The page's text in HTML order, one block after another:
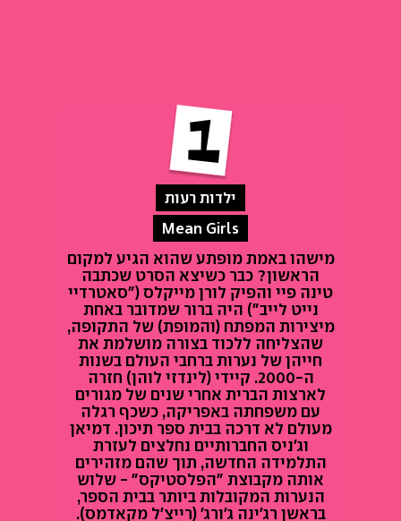
ילדות רעות
Mean Girls
מישהו באמת מופתע שהוא הגיע למקום
הראשון? כבר כשיצא הסרט שכתבה
טינה פיי והפיק לורן מייקלס ("סאטרדיי
נייט לייב") היה ברור שמדובר באחת
מיצירות המפתח (והמופת) של התקופה,
שהצליחה ללכוד בצורה מושלמת את
חייהן של נערות ברחבי העולם בשנות
ה-2000. קיידי (לינדזי לוהן) חזרה
לארצות הברית אחרי שנים של מגורים
עם משפחתה באפריקה, כשכף רגלה
מעולם לא דרכה בבית ספר תיכון. דמיאן
וג'ניס החברותיים נחלצים לעזרת
התלמידה החדשה, תוך שהם מזהירים
אותה מקבוצת "הפלסטיקס" - שלוש
הנערות המקובלות ביותר בבית הספר,
בראשן רג'ינה ג'ורג' (רייצ'ל מקאדמס).